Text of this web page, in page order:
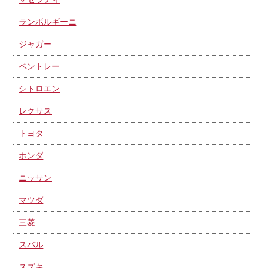
ランボルギーニ
ジャガー
ベントレー
シトロエン
レクサス
トヨタ
ホンダ
ニッサン
マツダ
三菱
スバル